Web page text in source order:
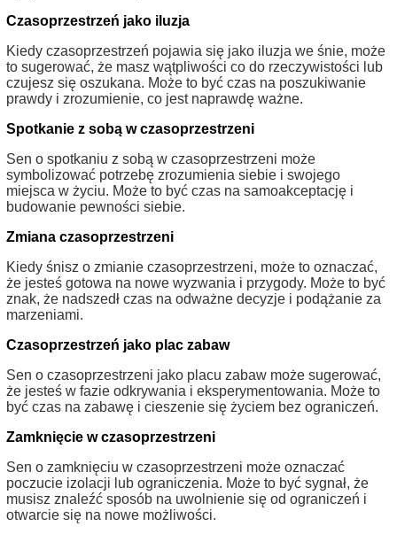
Czasoprzestrzeń jako iluzja
Kiedy czasoprzestrzeń pojawia się jako iluzja we śnie, może
to sugerować, że masz wątpliwości co do rzeczywistości lub
czujesz się oszukana. Może to być czas na poszukiwanie
prawdy i zrozumienie, co jest naprawdę ważne.
Spotkanie z sobą w czasoprzestrzeni
Sen o spotkaniu z sobą w czasoprzestrzeni może
symbolizować potrzebę zrozumienia siebie i swojego
miejsca w życiu. Może to być czas na samoakceptację i
budowanie pewności siebie.
Zmiana czasoprzestrzeni
Kiedy śnisz o zmianie czasoprzestrzeni, może to oznaczać,
że jesteś gotowa na nowe wyzwania i przygody. Może to być
znak, że nadszedł czas na odważne decyzje i podążanie za
marzeniami.
Czasoprzestrzeń jako plac zabaw
Sen o czasoprzestrzeni jako placu zabaw może sugerować,
że jesteś w fazie odkrywania i eksperymentowania. Może to
być czas na zabawę i cieszenie się życiem bez ograniczeń.
Zamknięcie w czasoprzestrzeni
Sen o zamknięciu w czasoprzestrzeni może oznaczać
poczucie izolacji lub ograniczenia. Może to być sygnał, że
musisz znaleźć sposób na uwolnienie się od ograniczeń i
otwarcie się na nowe możliwości.